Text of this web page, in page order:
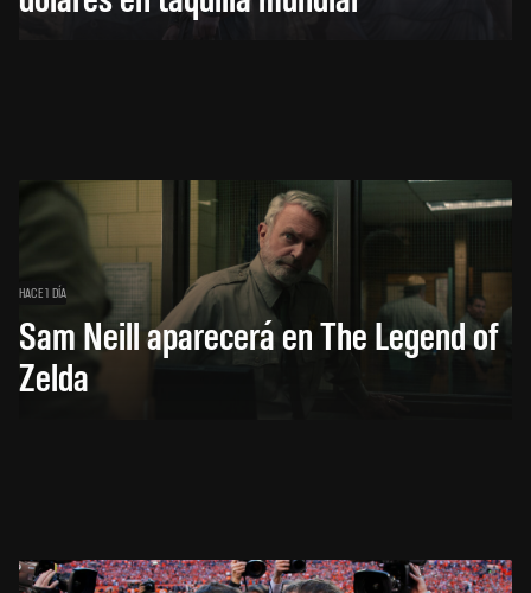
HACE 1 DÍA
Sam Neill aparecerá en The Legend of
Zelda